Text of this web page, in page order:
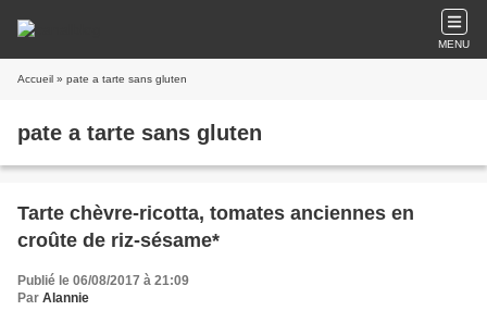
MENU
Accueil » pate a tarte sans gluten
pate a tarte sans gluten
Tarte chèvre-ricotta, tomates anciennes en
croûte de riz-sésame*
Publié le 06/08/2017 à 21:09
Par Alannie